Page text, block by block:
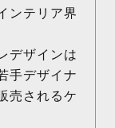
ンテリア界
デザインは
手デザイナ
売されるケ